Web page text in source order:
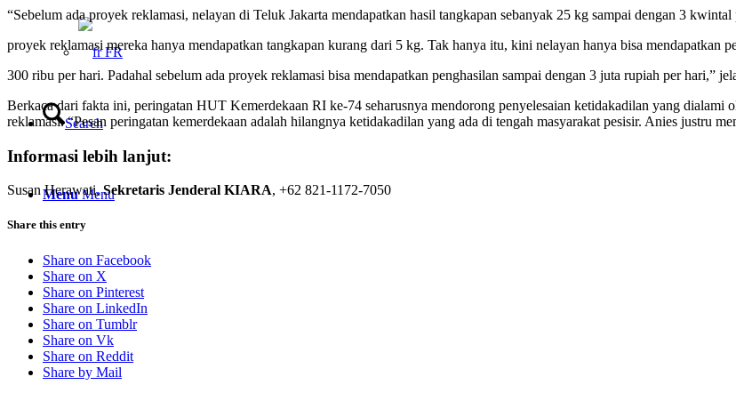
FR
Search
Menu Menu
“Sebelum ada proyek reklamasi, nelayan di Teluk Jakarta mendapatkan hasil tangkapan sebanyak 25 kg sampai dengan 3 kwintal
proyek reklamasi mereka hanya mendapatkan tangkapan kurang dari 5 kg. Tak hanya itu, kini nelayan hanya bisa mendapatkan
300 ribu per hari. Padahal sebelum ada proyek reklamasi bisa mendapatkan penghasilan sampai dengan 3 juta rupiah per hari,”
Berkaca dari fakta ini, peringatan HUT Kemerdekaan RI ke-74 seharusnya mendorong penyelesaian ketidakadilan yang dialami
reklamasi. “Pesan peringatan kemerdekaan adalah hilangnya ketidakadilan yang ada di tengah masyarakat pesisir. Anies justru
Informasi lebih lanjut:
Susan Herawati,Sekretaris Jenderal KIARA, +62 821-1172-7050
Share this entry
Share on Facebook
Share on X
Share on Pinterest
Share on LinkedIn
Share on Tumblr
Share on Vk
Share on Reddit
Share by Mail